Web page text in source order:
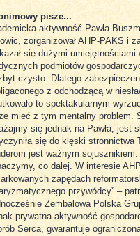
pisze...
aktywność Pawła
zorganizował AHP-PAKS i
się dużymi
podmiotów
czysto. Dlatego
z odchodzącą w
to spektakularnym
mieć z tym mentalny problem.
się jednak na Pawła, jest
się do klęski stronnictwa
jest ważnym
co dalej. W interesie
zapędach
przywódcy” –
Zembalowa Polska
prywatna aktywność
Serca, gwarantuje